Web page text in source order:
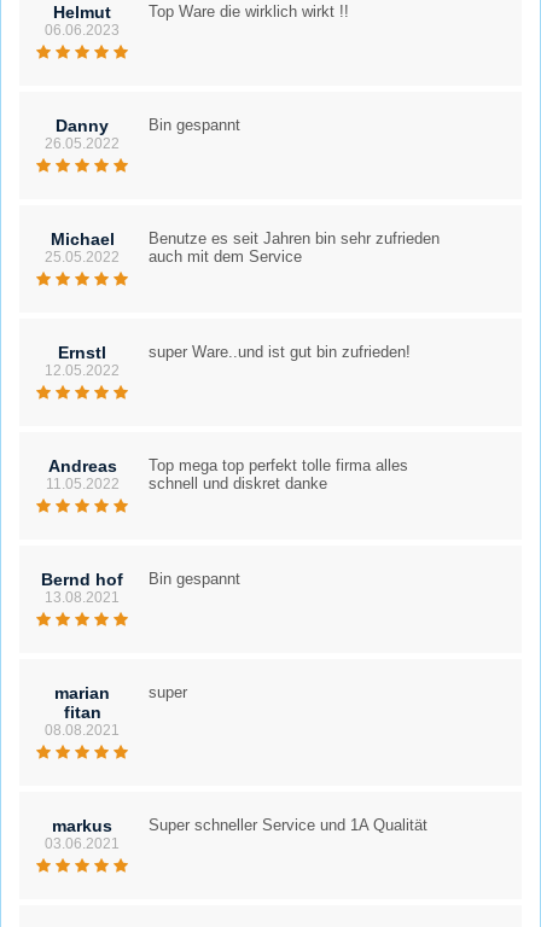
Helmut
06.06.2023
Top Ware die wirklich wirkt !!
Danny
26.05.2022
Bin gespannt
Michael
25.05.2022
Benutze es seit Jahren bin sehr zufrieden
auch mit dem Service
Ernstl
12.05.2022
super Ware..und ist gut bin zufrieden!
Andreas
11.05.2022
Top mega top perfekt tolle firma alles
schnell und diskret danke
Bernd hof
13.08.2021
Bin gespannt
marian
fitan
08.08.2021
super
markus
03.06.2021
Super schneller Service und 1A Qualität